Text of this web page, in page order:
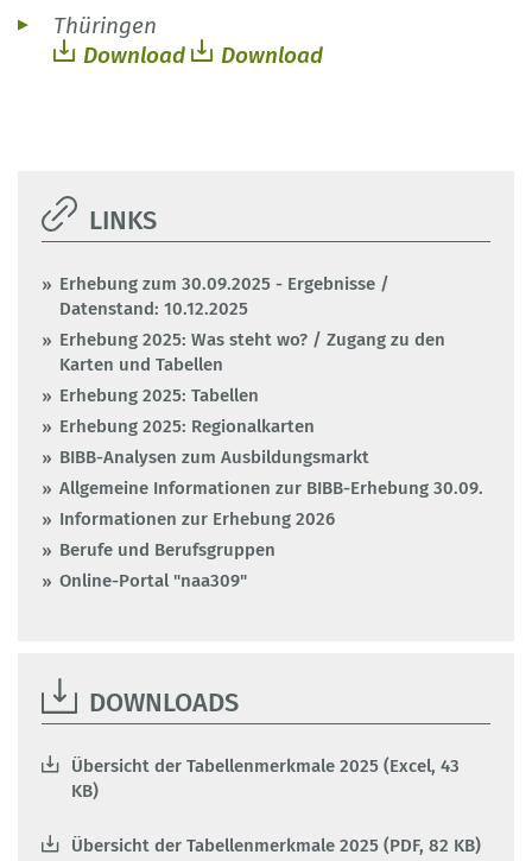
Thüringen
Download
Download
LINKS
Erhebung zum 30.09.2025 - Ergebnisse /
Datenstand: 10.12.2025
Erhebung 2025: Was steht wo? / Zugang zu den
Karten und Tabellen
Erhebung 2025: Tabellen
Erhebung 2025: Regionalkarten
BIBB-Analysen zum Ausbildungsmarkt
Allgemeine Informationen zur BIBB-Erhebung 30.09.
Informationen zur Erhebung 2026
Berufe und Berufsgruppen
Online-Portal "naa309"
DOWNLOADS
Übersicht der Tabellenmerkmale 2025 (Excel, 43
KB)
Übersicht der Tabellenmerkmale 2025 (PDF, 82 KB)